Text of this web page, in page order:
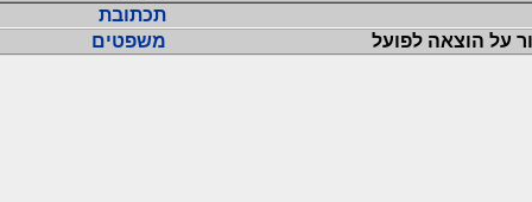
תכתובת
על הוצאה לפועל משפטים